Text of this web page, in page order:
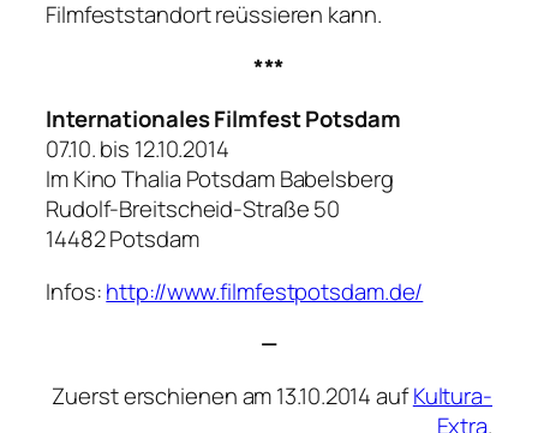
Filmfeststandort reüssieren kann.
***
Internationales Filmfest Potsdam
07.10. bis 12.10.2014
Im Kino Thalia Potsdam Babelsberg
Rudolf-Breitscheid-Straße 50
14482 Potsdam
Infos:http://www.filmfestpotsdam.de/
—
Zuerst erschienen am 13.10.2014 aufKultura-
Extra.